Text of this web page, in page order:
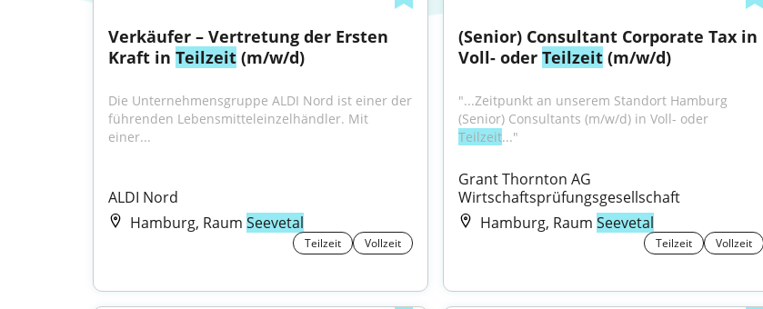
Verkäufer – Vertretung der Ersten
Kraft in Teilzeit (m/w/d)
Die Unternehmensgruppe ALDI Nord ist einer der
führenden Lebensmitteleinzelhändler. Mit
einer...
ALDI Nord
Hamburg, Raum Seevetal
Teilzeit Vollzeit
(Senior) Consultant Corporate Tax in
Voll- oder Teilzeit (m/w/d)
"...Zeitpunkt an unserem Standort Hamburg
Teilzeit..."
Grant Thornton AG
Wirtschaftsprüfungsgesellschaft
Hamburg, RaumSeevetal
Teilzeit Vollzeit